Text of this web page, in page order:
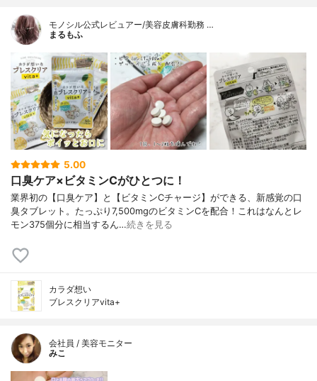
モノシル公式レビュアー/美容皮膚科勤務 …
まるもふ
5.00
口臭ケア×ビタミンCがひとつに！
業界初の【口臭ケア】と【ビタミンCチャージ】ができる、新感覚の口
臭タブレット。たっぷり7,500mgのビタミンCを配合！これはなんとレ
モン375個分に相当するん…続きを見る
カラダ想い
ブレスクリアvita+
会社員 / 美容モニター
みこ